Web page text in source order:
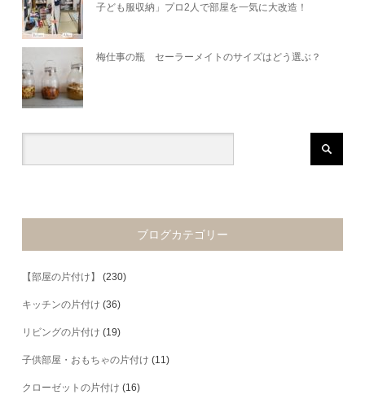
子ども服収納」プロ2人で部屋を一気に大改造！
梅仕事の瓶 セーラーメイトのサイズはどう選ぶ？
ブログカテゴリー
【部屋の片付け】 (230)
キッチンの片付け (36)
リビングの片付け (19)
子供部屋・おもちゃの片付け (11)
クローゼットの片付け (16)